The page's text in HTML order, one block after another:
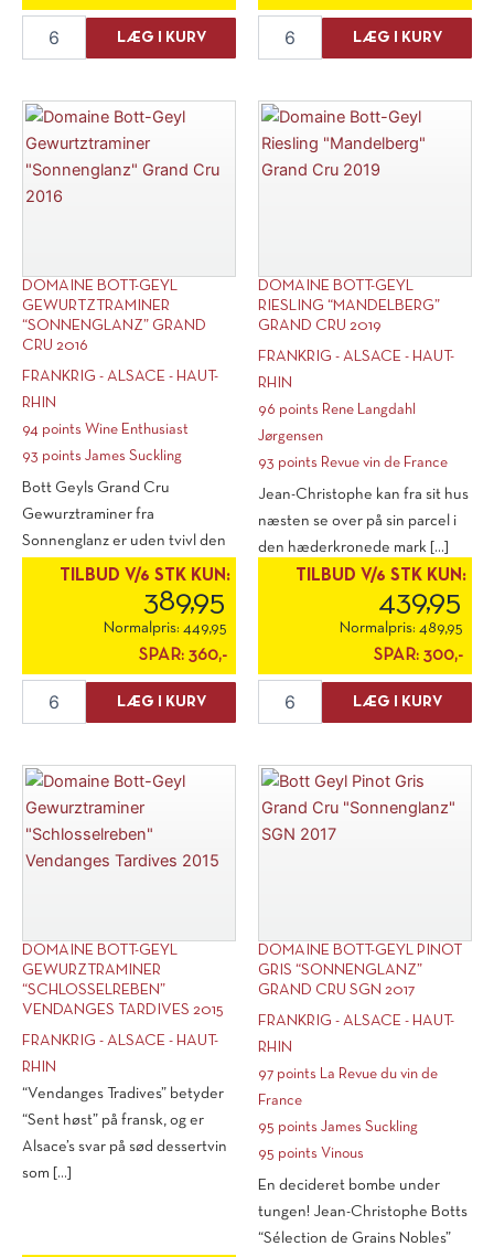
Bott-
Gris
"Sonnenglanz"
antal
LÆG I KURV
Bott-
Gris
"Sonnenglanz"
antal
LÆG I KURV
DOMAINE BOTT-GEYL
GEWURTZTRAMINER
“SONNENGLANZ” GRAND
CRU 2016
FRANKRIG - ALSACE - HAUT-
RHIN
94 points Wine Enthusiast
93 points James Suckling
Bott Geyls Grand Cru
Gewurztraminer fra
Sonnenglanz er uden tvivl den
mest friske og livlige [...]
TILBUD V/6 STK KUN:
389,95
Normalpris: 449,95
SPAR: 360,-
Bott-
"Sonnenglanz"
Grand
2016
antal
LÆG I KURV
DOMAINE BOTT-GEYL
RIESLING “MANDELBERG”
GRAND CRU 2019
FRANKRIG - ALSACE - HAUT-
RHIN
96 points Rene Langdahl
Jørgensen
93 points Revue vin de France
Jean-Christophe kan fra sit hus
næsten se over på sin parcel i
den hæderkronede mark [...]
TILBUD V/6 STK KUN:
439,95
Normalpris: 489,95
SPAR: 300,-
Bott-
"Mandelberg"
Grand
2019
LÆG I KURV
DOMAINE BOTT-GEYL
GEWURZTRAMINER
“SCHLOSSELREBEN”
VENDANGES TARDIVES 2015
FRANKRIG - ALSACE - HAUT-
RHIN
“Vendanges Tradives” betyder
“Sent høst” på fransk, og er
Alsace’s svar på sød dessertvin
som [...]
DOMAINE BOTT-GEYL PINOT
GRIS “SONNENGLANZ”
GRAND CRU SGN 2017
FRANKRIG - ALSACE - HAUT-
RHIN
97 points La Revue du vin de
France
95 points James Suckling
95 points Vinous
En decideret bombe under
tungen! Jean-Christophe Botts
“Sélection de Grains Nobles”